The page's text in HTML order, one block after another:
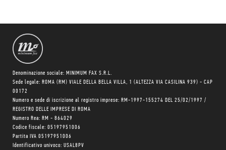
Denominazione sociale: MINIMUM FAX S.R.L.
Sede legale: ROMA (RM) VIALE DELLA BELLA VILLA, 1 (ALTEZZA VIA CASILINA 939) - CAP
00172
Numero e sede di iscrizione al registro imprese: RM-1997-155274 DEL 25/02/1997 /
REGISTRO DELLE IMPRESE DI ROMA
Numero Rea: RM - 864029
Codice fiscale: 05197951006
Partita IVA 05197951006
Identificativo univoco: USAL8PV